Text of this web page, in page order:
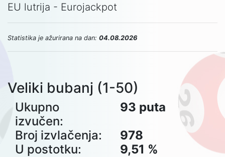
EU lutrija - Eurojackpot
Statistika je ažurirana na dan: 04.08.2026
Veliki bubanj (1-50)
Ukupno
izvučen:
93 puta
Broj izvlačenja:
978
U postotku:
9,51 %